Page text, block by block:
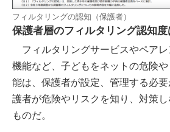
フィルタリングの認知（保護者）
保護者層のフィルタリング認知
フィルタリングサービスやペア
機能など、子どもをネットの危険
能は、保護者が設定、管理する必
護者が危険やリスクを知り、対策
ものだ。